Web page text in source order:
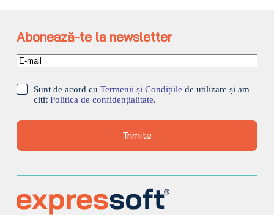
Abonează-te la newsletter
Sunt de acord cu Termenii și Condițiile de utilizare și am
citit Politica de confidențialitate.
Trimite